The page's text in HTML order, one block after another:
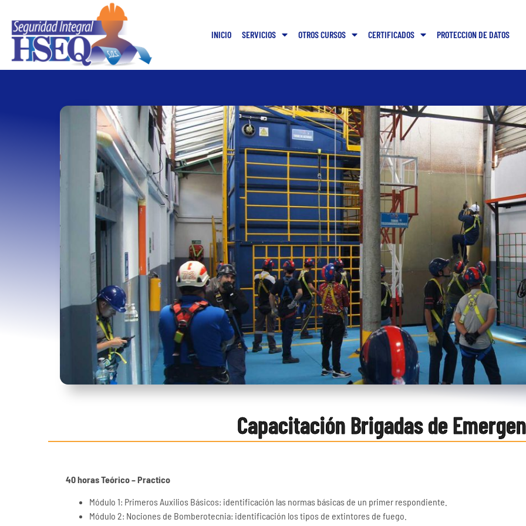
INICIO SERVICIOS OTROS CURSOS CERTIFICADOS PROTECCION DE DATOS
Capacitación Brigadas de
40 horas Teórico – Practico
Módulo 1: Primeros Auxilios Básicos: identificación las normas básicas de un primer respondiente.
Módulo 2: Nociones de Bomberotecnia: identificación los tipos de extintores de fuego.